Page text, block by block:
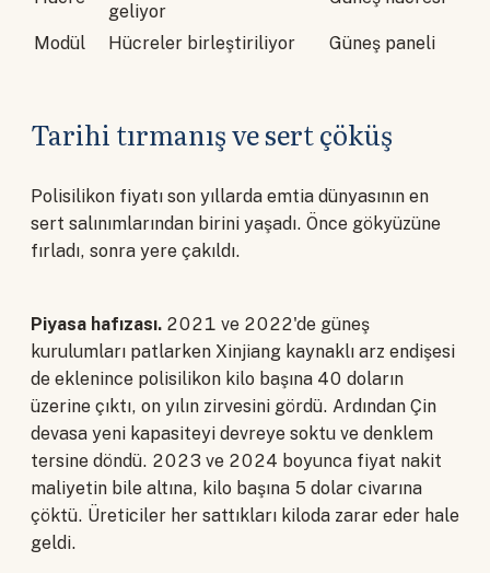
geliyor
Modül Hücreler birleştiriliyor Güneş paneli
Tarihi tırmanış ve sert çöküş
Polisilikon fiyatı son yıllarda emtia dünyasının en
sert salınımlarından birini yaşadı. Önce gökyüzüne
fırladı, sonra yere çakıldı.
Piyasa hafızası. 2021 ve 2022'de güneş
kurulumları patlarken Xinjiang kaynaklı arz endişesi
de eklenince polisilikon kilo başına 40 doların
üzerine çıktı, on yılın zirvesini gördü. Ardından Çin
devasa yeni kapasiteyi devreye soktu ve denklem
tersine döndü. 2023 ve 2024 boyunca fiyat nakit
maliyetin bile altına, kilo başına 5 dolar civarına
çöktü. Üreticiler her sattıkları kiloda zarar eder hale
geldi.